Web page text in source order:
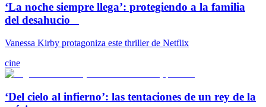
‘La noche siempre llega’: protegiendo a la familia
del desahucio
Vanessa Kirby protagoniza este thriller de Netflix
cine
‘Del cielo al infierno’: las tentaciones de un rey de la